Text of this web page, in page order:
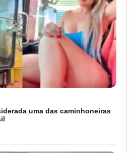
uma das caminhoneiras